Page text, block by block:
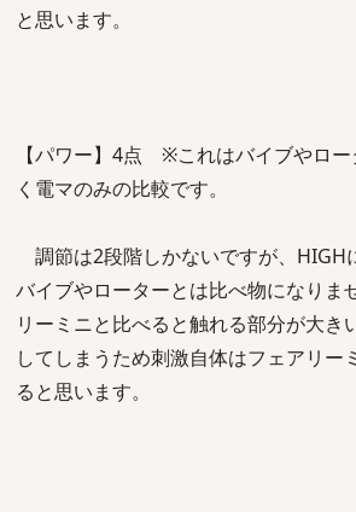
と思います。
【パワー】4点 ※これはバイブやロ
く電マのみの比較です。
調節は2段階しかないですが、HIGH
バイブやローターとは比べ物になりま
リーミニと比べると触れる部分が大き
してしまうため刺激自体はフェアリー
ると思います。